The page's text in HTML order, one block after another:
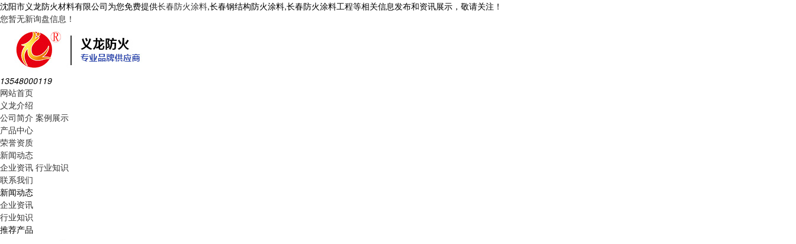
沈阳市义龙防火材料有限公司为您免费提供长春防火涂料,长春钢结构防火涂料,长春防火涂料工程等相关信息发布和资讯展示，敬请关注！
您暂无新询盘信息！
13548000119
网站首页
义龙介绍
公司简介 案例展示
产品中心
荣誉资质
新闻动态
企业资讯 行业知识
联系我们
新闻动态
企业资讯
行业知识
推荐产品